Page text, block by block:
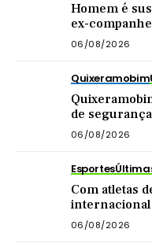
Homem é
ex-
do imóvel
06/08/2026
Quixeramobim
de
acima de mil
06/08/2026
Esportes
Com atletas
internacional
06/08/2026